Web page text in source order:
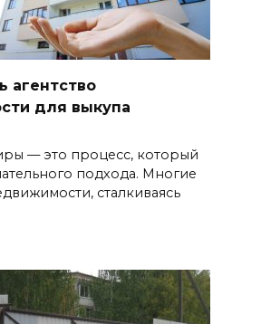
агентство
для выкупа
— это процесс, который
подхода. Многие
сталкиваясь